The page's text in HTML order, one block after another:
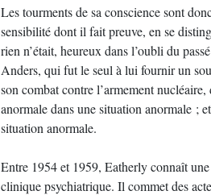
Les tourments de sa conscience sont
sensibilité dont il fait preuve, en se
rien n’était, heureux dans l’oubli du
Anders, qui fut le seul à lui fournir un
son combat contre l’armement
anormale dans une situation anormale ;
situation anormale.
Entre 1954 et 1959, Eatherly connaît
clinique psychiatrique. Il commet des